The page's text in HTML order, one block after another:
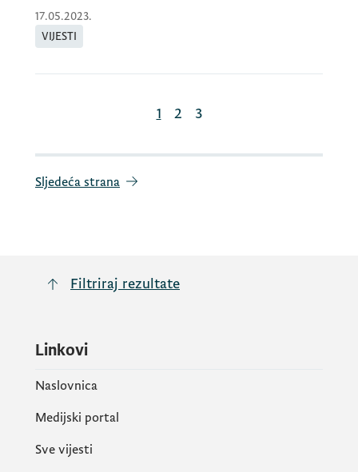
17.05.2023.
VIJESTI
1 2 3
Sljedeća strana
Filtriraj rezultate
Linkovi
Naslovnica
Medijski portal
Sve vijesti